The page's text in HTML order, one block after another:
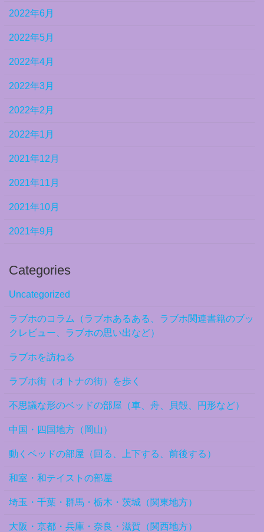
2022年6月
2022年5月
2022年4月
2022年3月
2022年2月
2022年1月
2021年12月
2021年11月
2021年10月
2021年9月
Categories
Uncategorized
ラブホのコラム（ラブホあるある、ラブホ関連書籍のブッ
クレビュー、ラブホの思い出など）
ラブホを訪ねる
ラブホ街（オトナの街）を歩く
不思議な形のベッドの部屋（車、舟、貝殻、円形など）
中国・四国地方（岡山）
動くベッドの部屋（回る、上下する、前後する）
和室・和テイストの部屋
埼玉・千葉・群馬・栃木・茨城（関東地方）
大阪・京都・兵庫・奈良・滋賀（関西地方）